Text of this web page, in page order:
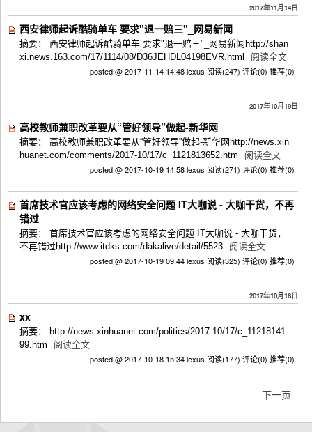
2017年11月14日
西安律师起诉酷骑单车 要求"退一赔三"_网易新闻
摘要： 西安律师起诉酷骑单车 要求"退一赔三"_网易新闻http://shan
xi.news.163.com/17/1114/08/D36JEHDL04198EVR.html
阅读全文
posted @ 2017-11-14 14:48 lexus 阅读(247) 评论(0) 推荐(0)
2017年10月19日
高校教师兼职改革要从“管好领导”做起-新华网
摘要： 高校教师兼职改革要从“管好领导”做起-新华网http://news.xin
huanet.com/comments/2017-10/17/c_1121813652.htm
阅读全文
posted @ 2017-10-19 14:58 lexus 阅读(271) 评论(0) 推荐(0)
首席技术官应该考虑的网络安全问题 IT大咖说 - 大咖干货，不再
错过
摘要： 首席技术官应该考虑的网络安全问题 IT大咖说 - 大咖干货，
不再错过http://www.itdks.com/dakalive/detail/5523
阅读全文
posted @ 2017-10-19 09:44 lexus 阅读(325) 评论(0) 推荐(0)
2017年10月18日
xx
摘要： http://news.xinhuanet.com/politics/2017-10/17/c_11218141
99.htm
阅读全文
posted @ 2017-10-18 15:34 lexus 阅读(177) 评论(0) 推荐(0)
下一页